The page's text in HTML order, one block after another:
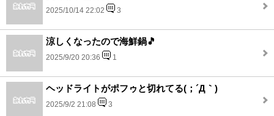
2025/10/14 22:02 3
涼しくなったので海鮮鍋🎵
2025/9/20 20:36 1
ヘッドライトがポフゥと切れてる(；´Д｀)
2025/9/2 21:08 3